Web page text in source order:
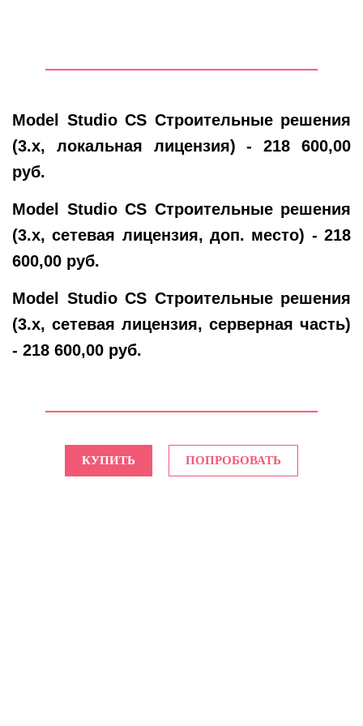
Model Studio CS Строительные решения
(3.x, локальная лицензия) - 218 600,00
руб.
Model Studio CS Строительные решения
(3.x, сетевая лицензия, доп. место) - 218
600,00 руб.
Model Studio CS Строительные решения
(3.x, сетевая лицензия, серверная часть)
- 218 600,00 руб.
КУПИТЬ ПОПРОБОВАТЬ